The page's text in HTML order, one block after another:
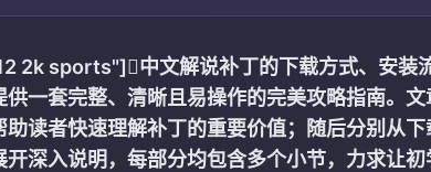
2k sports"]中文解说补丁的下载方式、安装
一套完整、清晰且易操作的完美攻略指南。文
读者快速理解补丁的重要价值；随后分别从下
深入说明，每部分均包含多个小节，力求让初